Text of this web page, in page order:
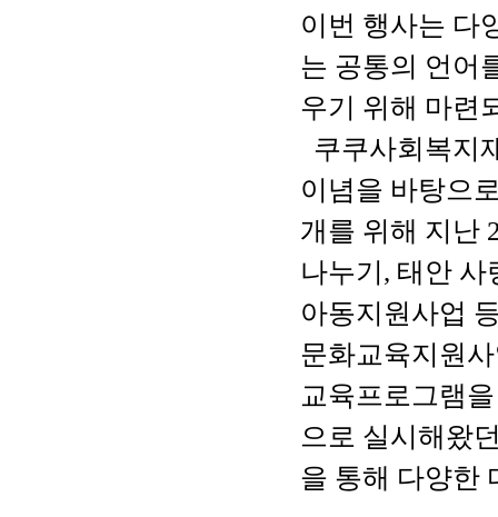
이번 행사는 다
는 공통의 언어
우기 위해 마련
쿠쿠사회복지
이념을 바탕으
개를 위해 지난
나누기 , 태안 사
아동지원사업
문화교육지원
교육프로그램
으로 실시해왔
을 통해 다양한